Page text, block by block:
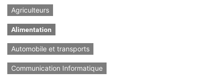
Agriculteurs
Alimentation
Automobile et transports
Communication Informatique